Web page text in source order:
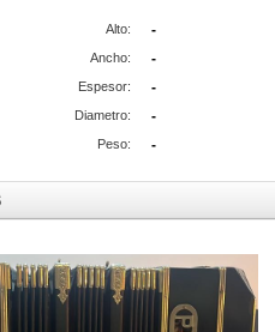
Alto: -
Ancho: -
Espesor: -
Diametro: -
Peso: -